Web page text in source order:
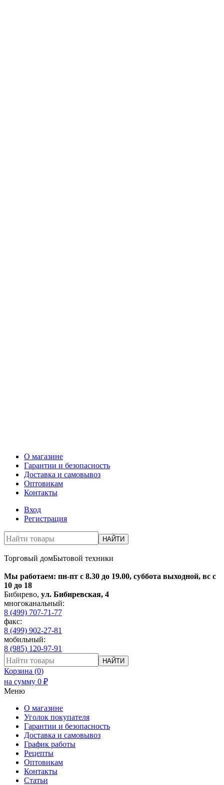
О магазине
Гарантии и безопасность
Доставка и самовывоз
Оптовикам
Контакты
Вход
Регистрация
НАЙТИ
Торговый домБытовой техники
Мы работаем: пн-пт с 8.30 до 19.00, суббота выходной, вс с
10 до 18
Бибирево, ул. Бибиревская, 4
многоканальный:
8 (499) 707-71-77
факс:
8 (499) 902-27-81
мобильный:
8 (985) 120-97-91
НАЙТИ
Корзина (0)
на сумму 0 ₽
Меню
О магазине
Уголок покупателя
Гарантии и безопасность
Доставка и самовывоз
График работы
Рецепты
Оптовикам
Контакты
Статьи